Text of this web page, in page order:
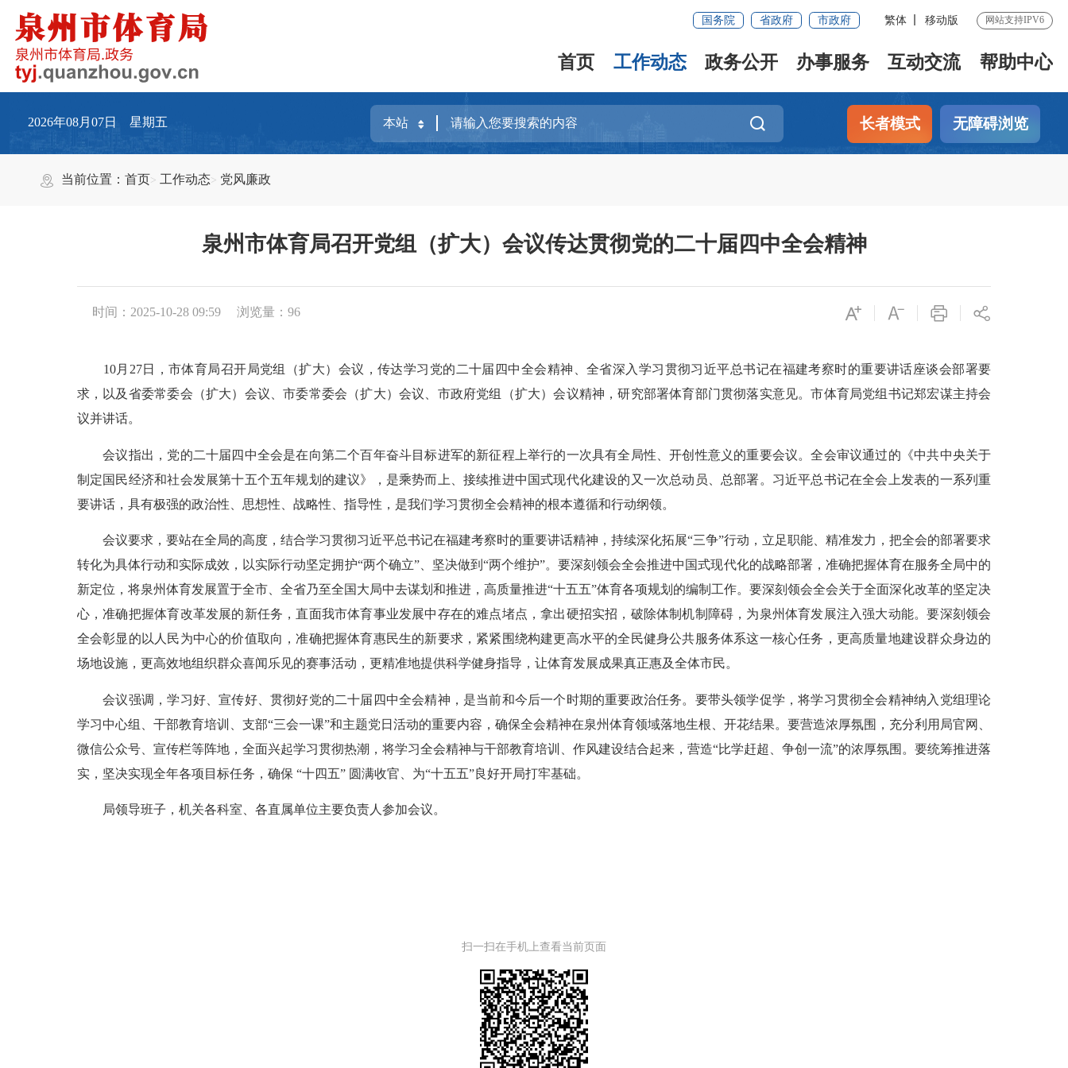
国务院 省政府 市政府 繁体 移动版 网站支持IPV6
首页 工作动态 政务公开 办事服务 互动交流 帮助中心
2026年08月07日 星期五 长者模式 无障碍浏览
当前位置：首页 工作动态 党风廉政
泉州市体育局召开党组（扩大）会议传达贯彻党的二十届四中全会精神
时间：2025-10-28 09:59 浏览量： 96
10月27日，市体育局召开局党组（扩大）会议，传达学习党的二十届四中全会精神、全省深入学习贯彻习近平总书记在福建考察时的重要讲话座谈会部署要
求，以及省委常委会（扩大）会议、市委常委会（扩大）会议、市政府党组（扩大）会议精神，研究部署体育部门贯彻落实意见。市体育局党组书记郑宏谋主持会
议并讲话。
会议指出，党的二十届四中全会是在向第二个百年奋斗目标进军的新征程上举行的一次具有全局性、开创性意义的重要会议。全会审议通过的《中共中央关于
制定国民经济和社会发展第十五个五年规划的建议》，是乘势而上、接续推进中国式现代化建设的又一次总动员、总部署。习近平总书记在全会上发表的一系列重
要讲话，具有极强的政治性、思想性、战略性、指导性，是我们学习贯彻全会精神的根本遵循和行动纲领。
会议要求，要站在全局的高度，结合学习贯彻习近平总书记在福建考察时的重要讲话精神，持续深化拓展“三争”行动，立足职能、精准发力，把全会的部署要求
转化为具体行动和实际成效，以实际行动坚定拥护“两个确立”、坚决做到“两个维护”。要深刻领会全会推进中国式现代化的战略部署，准确把握体育在服务全局中的
新定位，将泉州体育发展置于全市、全省乃至全国大局中去谋划和推进，高质量推进“十五五”体育各项规划的编制工作。要深刻领会全会关于全面深化改革的坚定决
心，准确把握体育改革发展的新任务，直面我市体育事业发展中存在的难点堵点，拿出硬招实招，破除体制机制障碍，为泉州体育发展注入强大动能。要深刻领会
全会彰显的以人民为中心的价值取向，准确把握体育惠民生的新要求，紧紧围绕构建更高水平的全民健身公共服务体系这一核心任务，更高质量地建设群众身边的
场地设施，更高效地组织群众喜闻乐见的赛事活动，更精准地提供科学健身指导，让体育发展成果真正惠及全体市民。
会议强调，学习好、宣传好、贯彻好党的二十届四中全会精神，是当前和今后一个时期的重要政治任务。要带头领学促学，将学习贯彻全会精神纳入党组理论
学习中心组、干部教育培训、支部“三会一课”和主题党日活动的重要内容，确保全会精神在泉州体育领域落地生根、开花结果。要营造浓厚氛围，充分利用局官网、
微信公众号、宣传栏等阵地，全面兴起学习贯彻热潮，将学习全会精神与干部教育培训、作风建设结合起来，营造“比学赶超、争创一流”的浓厚氛围。要统筹推进落
实，坚决实现全年各项目标任务，确保 “十四五” 圆满收官、为“十五五”良好开局打牢基础。
局领导班子，机关各科室、各直属单位主要负责人参加会议。
扫一扫在手机上查看当前页面